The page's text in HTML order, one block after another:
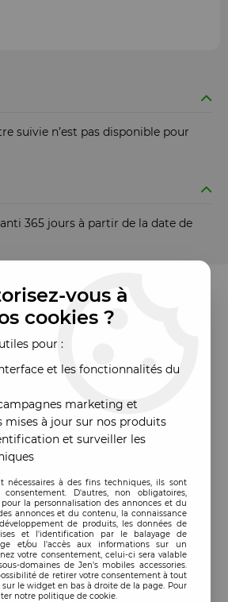
suivie n’est pas disponible pour
365 jours à partir de la date de
vous à
cookies ?
pour :
et les fonctionnalités du
marketing et
mises à jour sur nos produits
et surveiller les
nécessaires à des fins techniques, ils sont
D'autres, non obligatoires,
la personnalisation des annonces et du
annonces et du contenu, la connaissance
de produits, les données de
et l'identification par le balayage de
et/ou l'accès aux informations sur un
votre consentement, celui-ci sera valable
domaines de Jen's mobiles accessories.
de retirer votre consentement à tout
le widget en bas à droite de la page. Pour
notre politique de cookie.